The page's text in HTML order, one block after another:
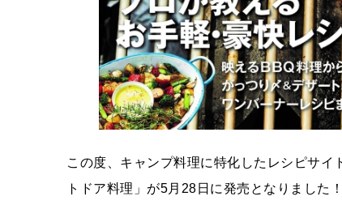
この度、キャンプ料理に特化したレシピサ
トドア料理」が5月28日に発売となりました！